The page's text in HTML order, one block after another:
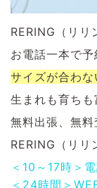
RERING（リリ
お電話一本で予
サイズが合わな
生まれも育ち
無料出張、無料
RERING（リリ
＜10～17時＞
＜24時間＞